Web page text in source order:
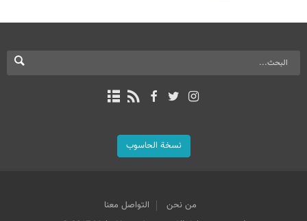
نسخة الحاسوب
من نحن
التواصل معنا